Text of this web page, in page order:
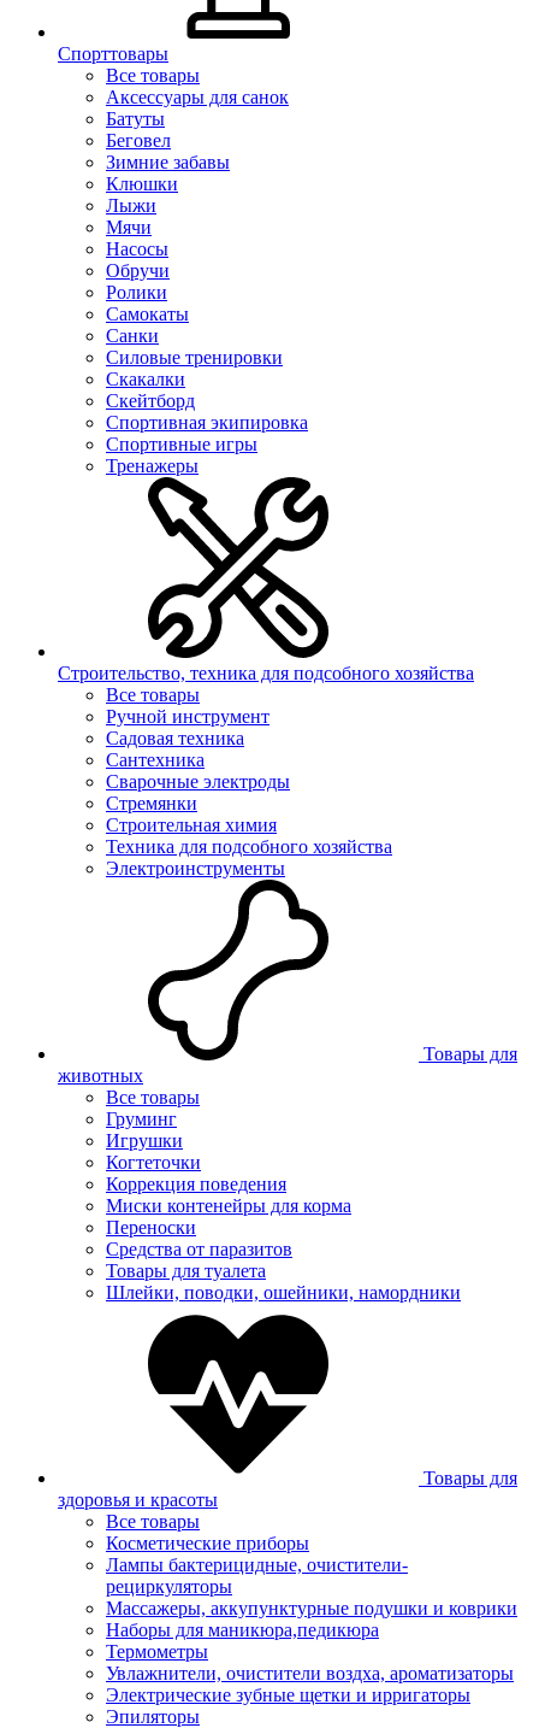
Спорттовары
Все товары
Аксессуары для санок
Батуты
Беговел
Зимние забавы
Клюшки
Лыжи
Мячи
Насосы
Обручи
Ролики
Самокаты
Санки
Силовые тренировки
Скакалки
Скейтборд
Спортивная экипировка
Спортивные игры
Тренажеры
Строительство, техника для подсобного хозяйства
Все товары
Ручной инструмент
Садовая техника
Сантехника
Сварочные электроды
Стремянки
Строительная химия
Техника для подсобного хозяйства
Электроинструменты
Товары для
животных
Все товары
Груминг
Игрушки
Когтеточки
Коррекция поведения
Миски контенейры для корма
Переноски
Средства от паразитов
Товары для туалета
Шлейки, поводки, ошейники, намордники
Товары для
здоровья и красоты
Все товары
Косметические приборы
Лампы бактерицидные, очистители-
рециркуляторы
Массажеры, аккупунктурные подушки и коврики
Наборы для маникюра,педикюра
Термометры
Увлажнители, очистители воздха, ароматизаторы
Электрические зубные щетки и ирригаторы
Эпиляторы